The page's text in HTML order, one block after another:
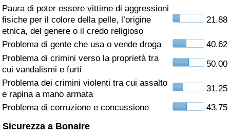
Paura di poter essere vittime di aggressioni
fisiche per il colore della pelle, l’origine
etnica, del genere o il credo religioso
21.88
Problema di gente che usa o vende droga
40.62
Problema di crimini verso la proprietà tra
cui vandalismi e furti
50.00
Problema dei crimini violenti tra cui assalto
e rapina a mano armata
31.25
Problema di corruzione e concussione
43.75
Sicurezza a Bonaire
Indice dell’Assistenza Sanitaria per
Nazione
Inquinamento
Indice dell’Inquinamento (Corrente)
Indice di inquinamento
Indice dell’Inquinamento per Nazione